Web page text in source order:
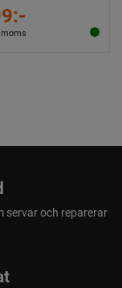
servar och reparerar